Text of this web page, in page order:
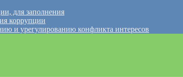
для заполнения
коррупции
и урегулированию конфликта интересов